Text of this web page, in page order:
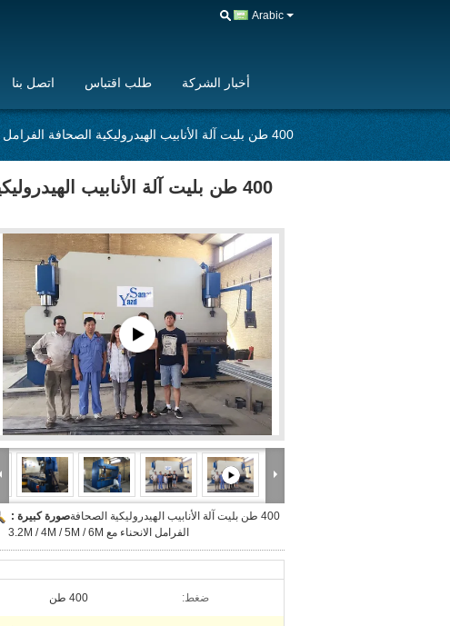
Arabic
اتصل بنا طلب اقتباس أخبار الشركة
400 طن بليت آلة الأنابيب الهيدروليكية الصحافة الفرامل الانحناء مع 3.2M / 4M / 5M / 6M
صورة كبيرة :400 طن بليت آلة الأنابيب الهيدروليكية الصحافة
الفرامل الانحناء مع 3.2M / 4M / 5M / 6M
ضغط: 400 طن